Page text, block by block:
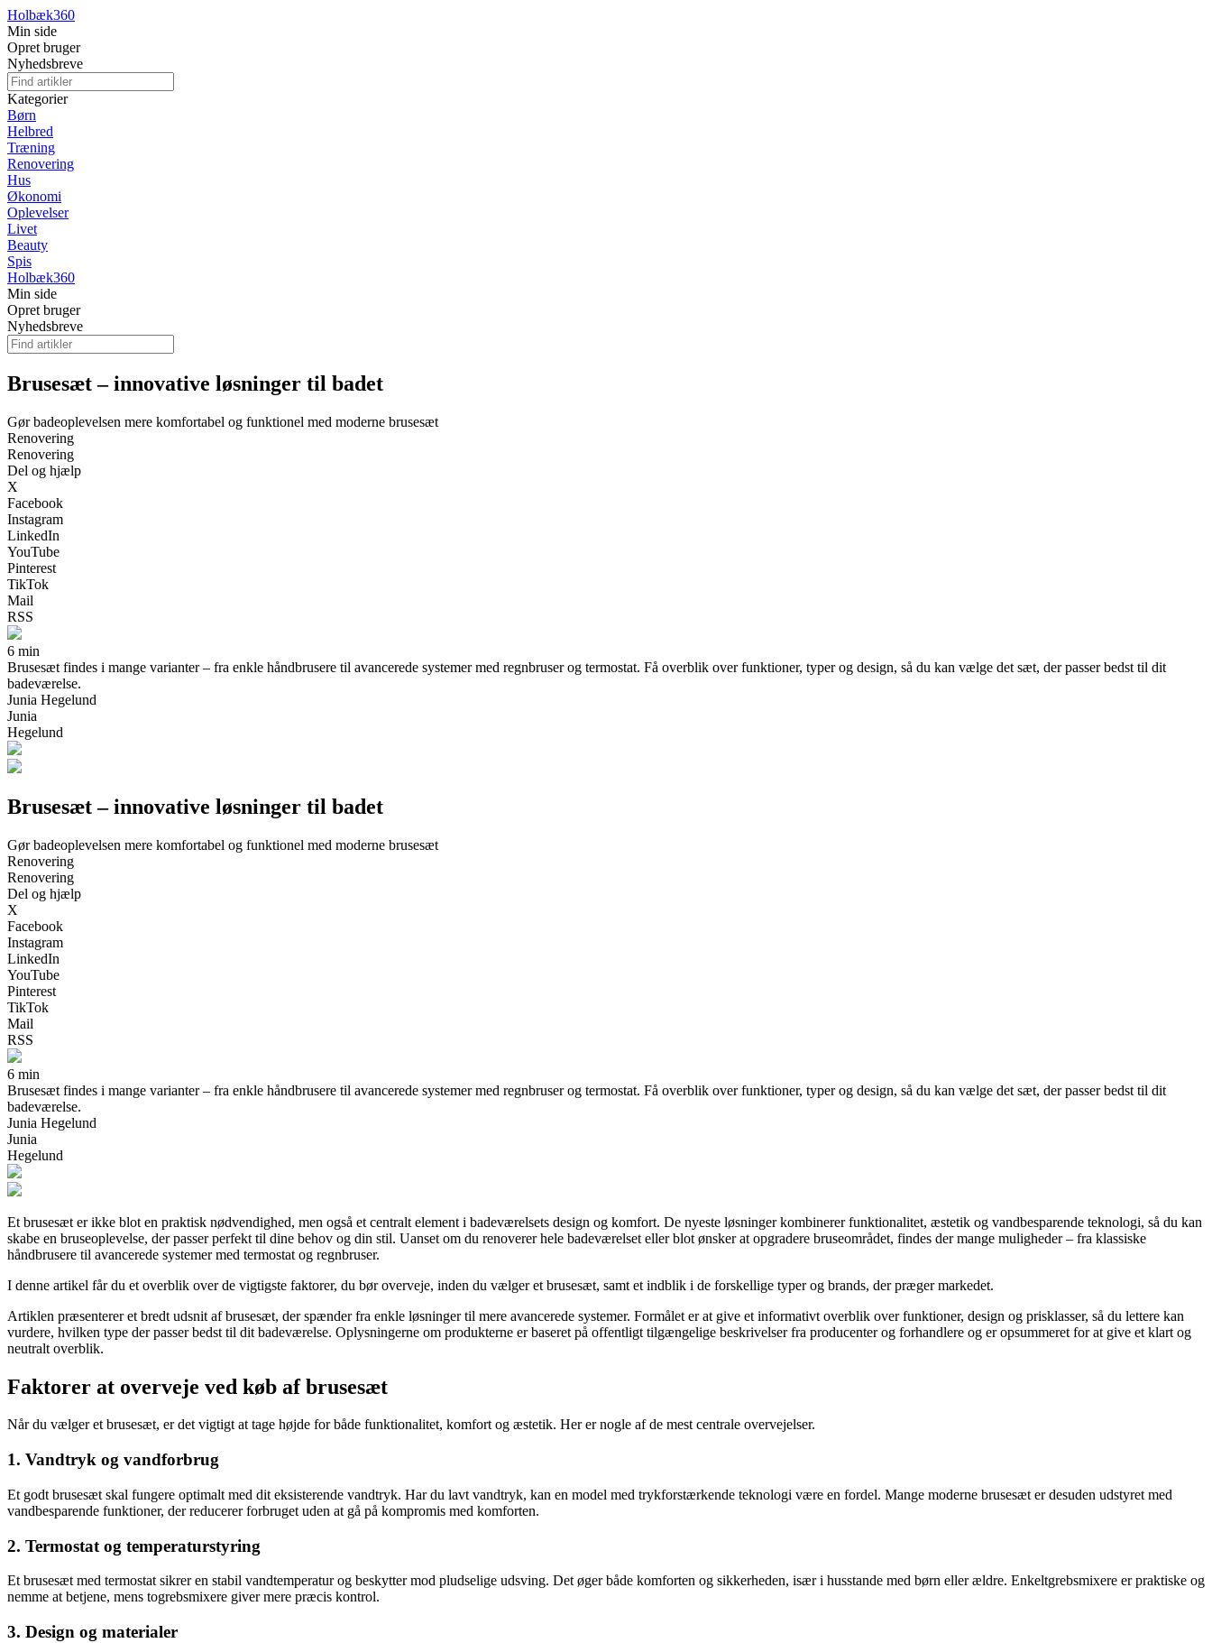
Holbæk360
Min side
Opret bruger
Nyhedsbreve
Kategorier
Børn
Helbred
Træning
Renovering
Hus
Økonomi
Oplevelser
Livet
Beauty
Spis
Holbæk360
Min side
Opret bruger
Nyhedsbreve
Brusesæt – innovative løsninger til badet
Gør badeoplevelsen mere komfortabel og funktionel med moderne brusesæt
Renovering
Renovering
Del og hjælp
X
Facebook
Instagram
LinkedIn
YouTube
Pinterest
TikTok
Mail
RSS
6 min
Brusesæt findes i mange varianter – fra enkle håndbrusere til avancerede systemer med regnbruser og termostat. Få overblik over funktioner, typer og design, så du kan vælge det sæt, der passer bedst til dit
badeværelse.
Junia Hegelund
Junia
Hegelund
Brusesæt – innovative løsninger til badet
Gør badeoplevelsen mere komfortabel og funktionel med moderne brusesæt
Renovering
Renovering
Del og hjælp
X
Facebook
Instagram
LinkedIn
YouTube
Pinterest
TikTok
Mail
RSS
6 min
Brusesæt findes i mange varianter – fra enkle håndbrusere til avancerede systemer med regnbruser og termostat. Få overblik over funktioner, typer og design, så du kan vælge det sæt, der passer bedst til dit
badeværelse.
Junia Hegelund
Junia
Hegelund
Et brusesæt er ikke blot en praktisk nødvendighed, men også et centralt element i badeværelsets design og komfort. De nyeste løsninger kombinerer funktionalitet, æstetik og vandbesparende teknologi, så du kan
skabe en bruseoplevelse, der passer perfekt til dine behov og din stil. Uanset om du renoverer hele badeværelset eller blot ønsker at opgradere bruseområdet, findes der mange muligheder – fra klassiske
håndbrusere til avancerede systemer med termostat og regnbruser.
I denne artikel får du et overblik over de vigtigste faktorer, du bør overveje, inden du vælger et brusesæt, samt et indblik i de forskellige typer og brands, der præger markedet.
Artiklen præsenterer et bredt udsnit af brusesæt, der spænder fra enkle løsninger til mere avancerede systemer. Formålet er at give et informativt overblik over funktioner, design og prisklasser, så du lettere kan
vurdere, hvilken type der passer bedst til dit badeværelse. Oplysningerne om produkterne er baseret på offentligt tilgængelige beskrivelser fra producenter og forhandlere og er opsummeret for at give et klart og
neutralt overblik.
Faktorer at overveje ved køb af brusesæt
Når du vælger et brusesæt, er det vigtigt at tage højde for både funktionalitet, komfort og æstetik. Her er nogle af de mest centrale overvejelser.
1. Vandtryk og vandforbrug
Et godt brusesæt skal fungere optimalt med dit eksisterende vandtryk. Har du lavt vandtryk, kan en model med trykforstærkende teknologi være en fordel. Mange moderne brusesæt er desuden udstyret med
vandbesparende funktioner, der reducerer forbruget uden at gå på kompromis med komforten.
2. Termostat og temperaturstyring
Et brusesæt med termostat sikrer en stabil vandtemperatur og beskytter mod pludselige udsving. Det øger både komforten og sikkerheden, især i husstande med børn eller ældre. Enkeltgrebsmixere er praktiske og
nemme at betjene, mens togrebsmixere giver mere præcis kontrol.
3. Design og materialer